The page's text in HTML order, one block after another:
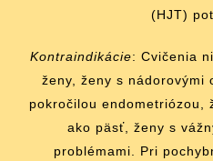
(HJT)
Kontraindikácie: Cvičenia
ženy, ženy s nádorovými
pokročilou endometriózou,
ako päsť, ženy s
problémami. Pri